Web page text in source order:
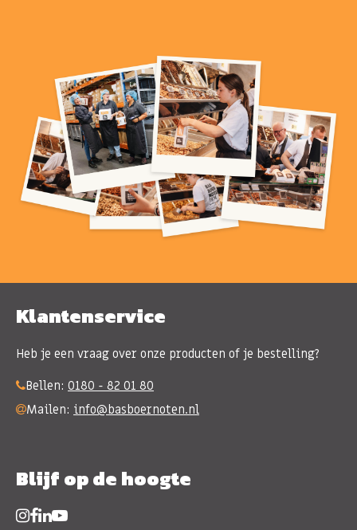
Klantenservice
Heb je een vraag over onze producten of je bestelling?
Bellen: 0180 - 82 01 80
Mailen: info@basboernoten.nl
Blijf op de hoogte